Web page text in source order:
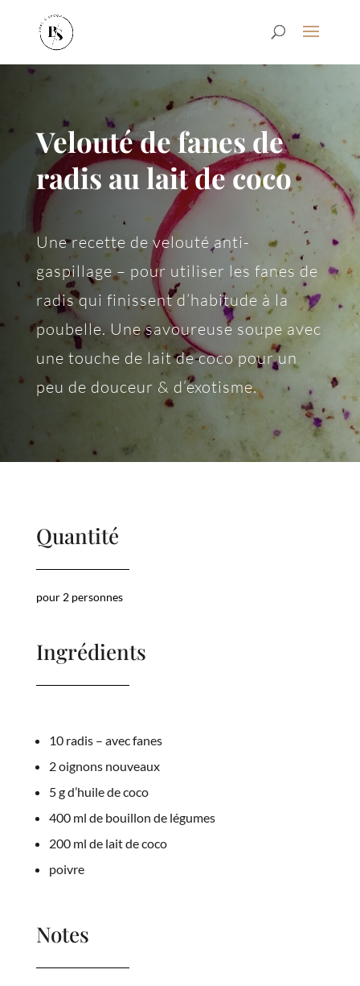
Velouté de fanes de
radis au lait de coco
Une recette de velouté anti-
gaspillage – pour utiliser les fanes de
radis qui finissent d’habitude à la
poubelle. Une savoureuse soupe avec
une touche de lait de coco pour un
peu de douceur & d’exotisme.
Quantité
pour 2 personnes
Ingrédients
10 radis – avec fanes
2 oignons nouveaux
5 g d’huile de coco
400 ml de bouillon de légumes
200 ml de lait de coco
poivre
Notes